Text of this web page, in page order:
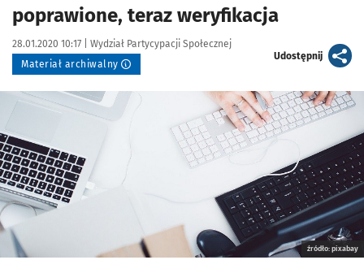
poprawione, teraz weryfikacja
Data publikacji:
28.01.2020 10:17 | Autor:
Wydział Partycypacji Społecznej
Materiał archiwalny
Udostępnijartykuł
Kliknij, aby powiększyć
źródło: pixabay